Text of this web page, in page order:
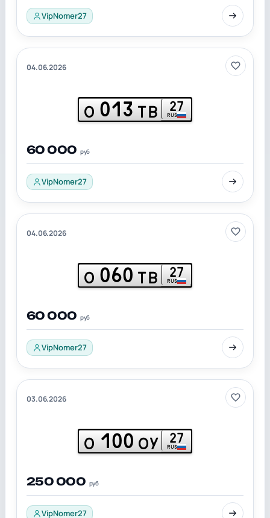
VipNomer27
04.06.2026
О 013ТВ 27
RUS
60 000 руб
VipNomer27
04.06.2026
О 060ТВ 27
RUS
60 000 руб
VipNomer27
03.06.2026
О 100 ОУ 27
RUS
250 000 руб
VipNomer27